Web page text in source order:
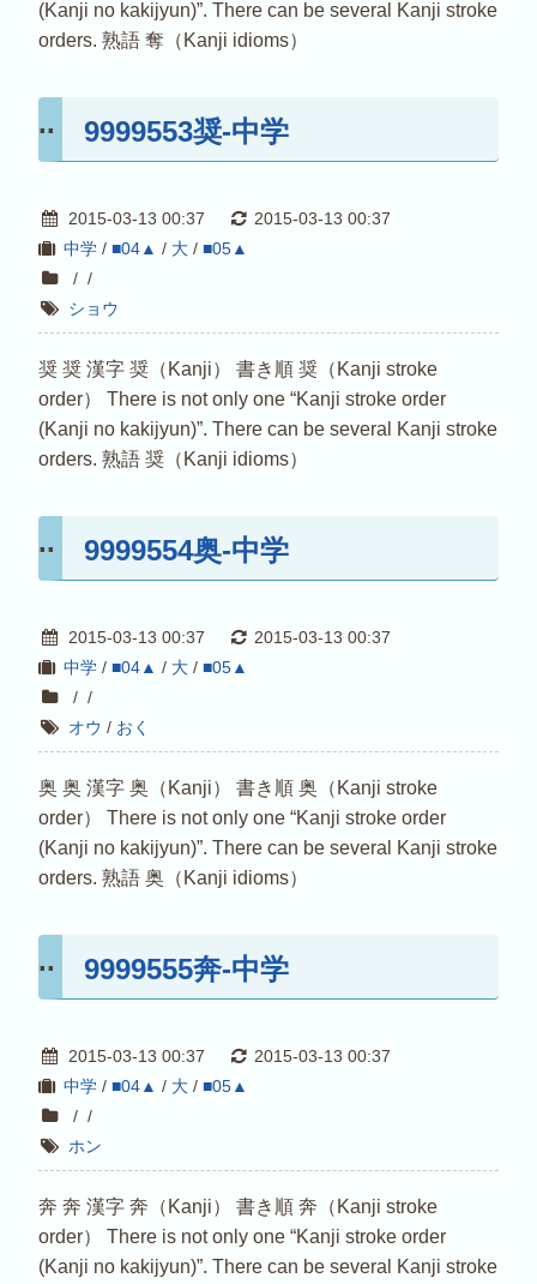
(Kanji no kakijyun)”. There can be several Kanji stroke
orders. 熟語 奪（Kanji idioms）
9999553奨-中学
2015-03-13 00:37
2015-03-13 00:37
中学/ ■04▲ / 大/ ■05▲
/ /
ショウ
奨 奨 漢字 奨（Kanji） 書き順 奨（Kanji stroke
order） There is not only one “Kanji stroke order
(Kanji no kakijyun)”. There can be several Kanji stroke
orders. 熟語 奨（Kanji idioms）
9999554奥-中学
2015-03-13 00:37
2015-03-13 00:37
中学/ ■04▲ / 大/ ■05▲
/ /
オウ / おく
奥 奥 漢字 奥（Kanji） 書き順 奥（Kanji stroke
order） There is not only one “Kanji stroke order
(Kanji no kakijyun)”. There can be several Kanji stroke
orders. 熟語 奥（Kanji idioms）
9999555奔-中学
2015-03-13 00:37
2015-03-13 00:37
中学/ ■04▲ / 大/ ■05▲
/ /
ホン
奔 奔 漢字 奔（Kanji） 書き順 奔（Kanji stroke
order） There is not only one “Kanji stroke order
(Kanji no kakijyun)”. There can be several Kanji stroke